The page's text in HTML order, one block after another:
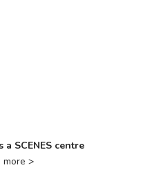
SCENES centre
more >